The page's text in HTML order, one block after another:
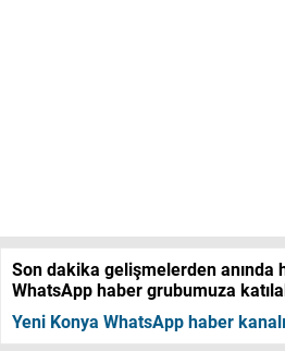
Son dakika gelişmelerden anında
WhatsApp haber grubumuza
Yeni Konya WhatsApp haber